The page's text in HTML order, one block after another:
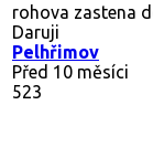
rohova zastena
Daruji
Pelhřimov
Před 10 měsíci
523